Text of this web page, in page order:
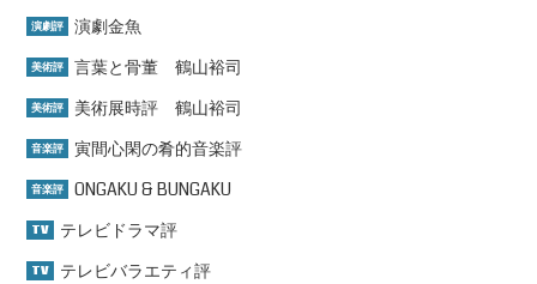
演劇評 演劇金魚
美術評 言葉と骨董 鶴山裕司
美術評 美術展時評 鶴山裕司
音楽評 寅間心閑の肴的音楽評
音楽評 ONGAKU & BUNGAKU
TV テレビドラマ評
TV テレビバラエティ評